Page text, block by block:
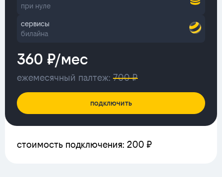
при нуле
сервисы
билайна
360 ₽/мес
ежемесячный палтеж: 700 ₽
подключить
стоимость подключения: 200 ₽